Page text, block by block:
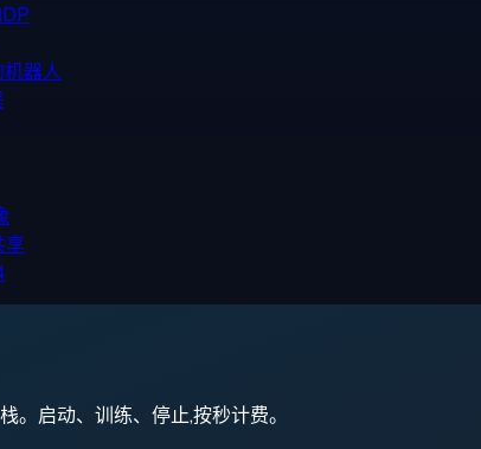
器人
享
启动、训练、停止,按秒计费。